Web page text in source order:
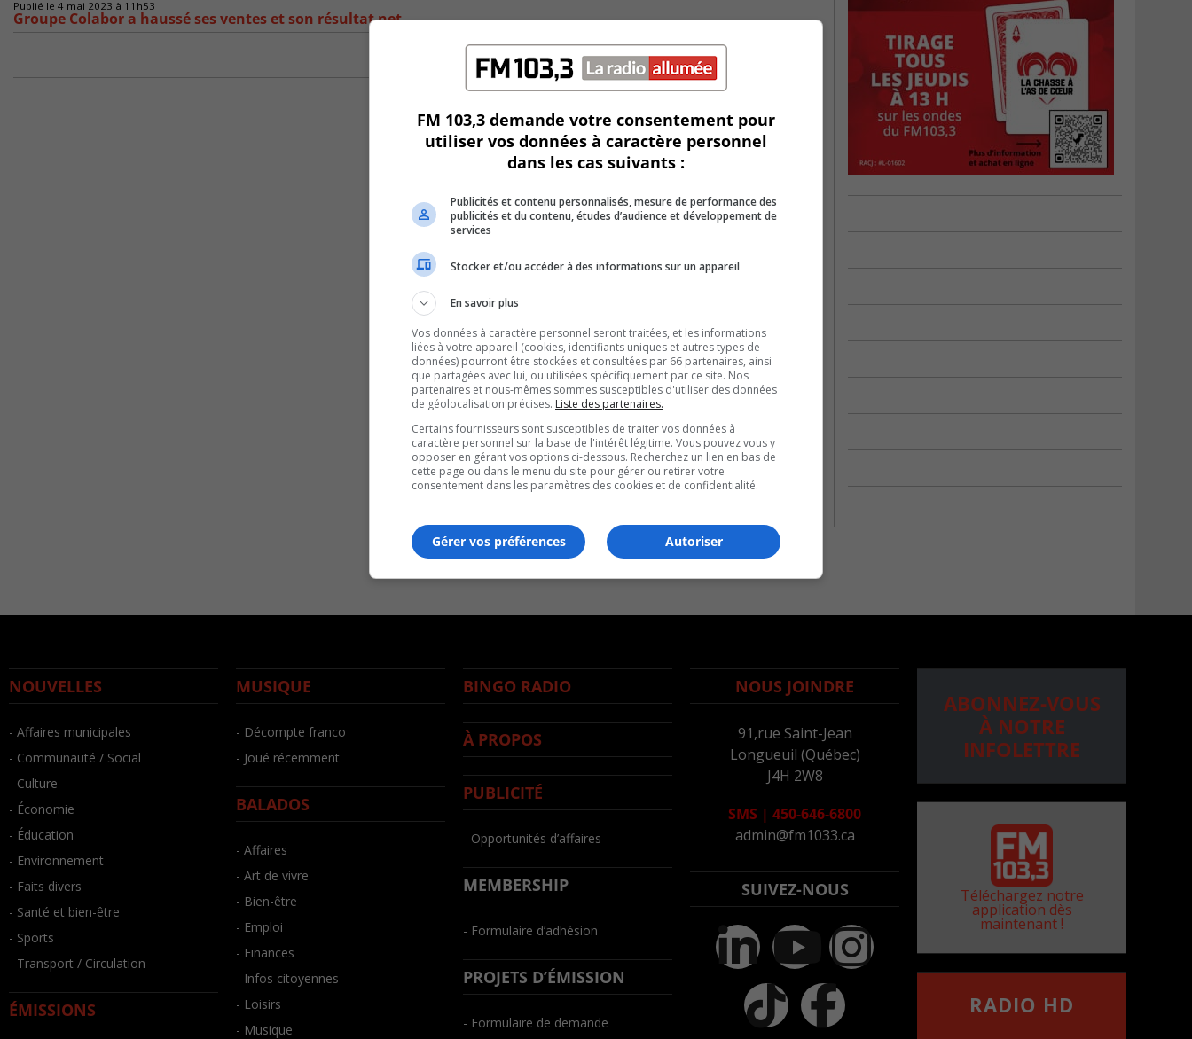
Publié le 4 mai 2023 à 11h53
Groupe Colabor a haussé ses ventes et son résultat net
NOUVELLES
- Affaires municipales
- Communauté / Social
- Culture
- Économie
- Éducation
- Environnement
- Faits divers
- Santé et bien-être
- Sports
- Transport / Circulation
ÉMISSIONS
MUSIQUE
- Décompte franco
- Joué récemment
BALADOS
- Affaires
- Art de vivre
- Bien-être
- Emploi
- Finances
- Infos citoyennes
- Loisirs
- Musique
BINGO RADIO
À PROPOS
PUBLICITÉ
- Opportunités d’affaires
MEMBERSHIP
- Formulaire d’adhésion
PROJETS D’ÉMISSION
- Formulaire de demande
NOUS JOINDRE
91,rue Saint-Jean
Longueuil (Québec)
J4H 2W8
SMS | 450-646-6800
admin@fm1033.ca
SUIVEZ-NOUS
ABONNEZ-VOUS
À NOTRE
INFOLETTRE
Téléchargez notre
application dès
maintenant !
RADIO HD
FM 103,3 demande votre consentement pour
utiliser vos données à caractère personnel
dans les cas suivants :
Publicités et contenu personnalisés, mesure de performance des
publicités et du contenu, études d’audience et développement de
services
Stocker et/ou accéder à des informations sur un appareil
En savoir plus
Vos données à caractère personnel seront traitées, et les informations
liées à votre appareil (cookies, identifiants uniques et autres types de
données) pourront être stockées et consultées par 66 partenaires, ainsi
que partagées avec lui, ou utilisées spécifiquement par ce site. Nos
partenaires et nous-mêmes sommes susceptibles d'utiliser des données
de géolocalisation précises. Liste des partenaires.
Certains fournisseurs sont susceptibles de traiter vos données à
caractère personnel sur la base de l'intérêt légitime. Vous pouvez vous y
opposer en gérant vos options ci-dessous. Recherchez un lien en bas de
cette page ou dans le menu du site pour gérer ou retirer votre
consentement dans les paramètres des cookies et de confidentialité.
Autoriser
Gérer vos préférences